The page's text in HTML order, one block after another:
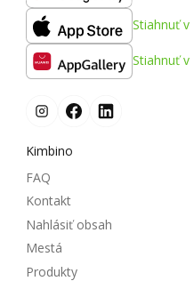
Stiahnuť v
Stiahnuť v
Kimbino
FAQ
Kontakt
Nahlásiť obsah
Mestá
Produkty